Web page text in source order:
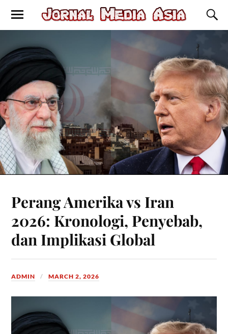
Perang Amerika vs Iran
2026: Kronologi, Penyebab,
dan Implikasi Global
ADMIN MARCH 2, 2026